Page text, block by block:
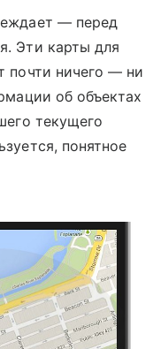
— перед
Эти карты для
почти ничего — ни
об объектах
текущего
понятное